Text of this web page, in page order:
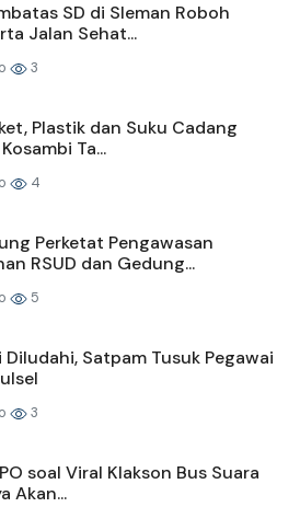
SD di Sleman Roboh
Jalan Sehat...
3
Plastik dan Suku Cadang
Ta...
4
Perketat Pengawasan
RSUD dan Gedung...
5
Diludahi, Satpam Tusuk Pegawai
3
soal Viral Klakson Bus Suara
Akan...